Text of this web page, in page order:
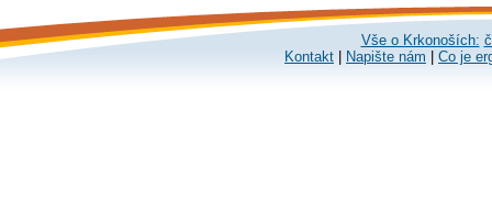
Vše o Krkonoších:
Kontakt
Napište nám Co je